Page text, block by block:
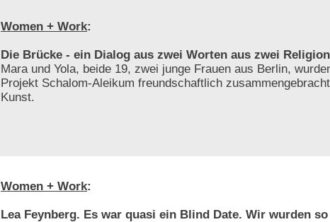
Women + Work:
Die Brücke - ein Dialog aus zwei Worten aus zwei
Mara und Yola, beide 19, zwei junge Frauen aus Berlin,
Projekt Schalom-Aleikum freundschaftlich
Kunst.
Women + Work:
Lea Feynberg. Es war quasi ein Blind Date. Wir wurden